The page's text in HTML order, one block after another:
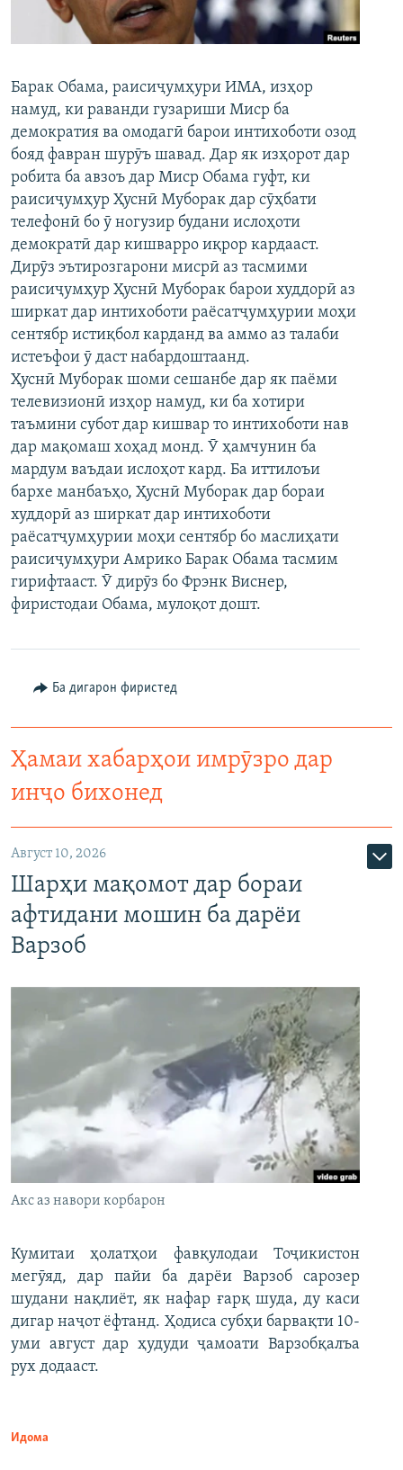
ГУЗОРИШҲОИ РАДИОӢ
ПАЙГИРӢ КУНЕД
Ҳамаи сомонаҳои RFE/RL
Барак Обама, раисиҷумҳури ИМА, изҳор
намуд, ки раванди гузариши Миср ба
демократия ва омодагӣ барои интихоботи озод
бояд фавран шурӯъ шавад. Дар як изҳорот дар
робита ба авзоъ дар Миср Обама гуфт, ки
раисиҷумҳур Ҳуснӣ Муборак дар сӯҳбати
телефонӣ бо ӯ ногузир будани ислоҳоти
демократӣ дар кишварро иқрор кардааст.
Дирӯз эътирозгарони мисрӣ аз тасмими
раисиҷумҳур Ҳуснӣ Муборак барои худдорӣ аз
ширкат дар интихоботи раёсатҷумҳурии моҳи
сентябр истиқбол карданд ва аммо аз талаби
истеъфои ӯ даст набардоштаанд.
Ҳуснӣ Муборак шоми сешанбе дар як паёми
телевизионӣ изҳор намуд, ки ба хотири
таъмини субот дар кишвар то интихоботи нав
дар мақомаш хоҳад монд. Ӯ ҳамчунин ба
мардум ваъдаи ислоҳот кард. Ба иттилоъи
бархе манбаъҳо, Ҳуснӣ Муборак дар бораи
худдорӣ аз ширкат дар интихоботи
раёсатҷумҳурии моҳи сентябр бо маслиҳати
раисиҷумҳури Амрико Барак Обама тасмим
гирифтааст. Ӯ дирӯз бо Фрэнк Виснер,
фиристодаи Обама, мулоқот дошт.
Ба дигарон фиристед
Ҳамаи хабарҳои имрӯзро дар
инҷо бихонед
Август 10, 2026
Шарҳи мақомот дар бораи
афтидани мошин ба дарёи
Варзоб
Акс аз навори корбарон
Кумитаи ҳолатҳои фавқулодаи Тоҷикистон
мегӯяд, дар пайи ба дарёи Варзоб сарозер
шудани нақлиёт, як нафар ғарқ шуда, ду каси
дигар наҷот ёфтанд. Ҳодиса субҳи барвақти 10-
уми август дар ҳудуди ҷамоати Варзобқалъа
рух додааст.
Идома